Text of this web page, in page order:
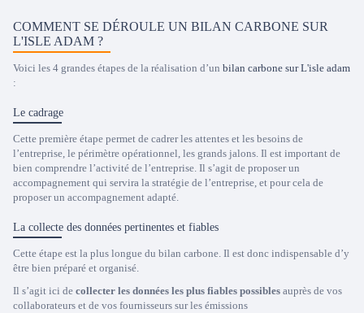
COMMENT SE DÉROULE UN BILAN CARBONE SUR
L'ISLE ADAM ?
Voici les 4 grandes étapes de la réalisation d’un bilan carbone sur L'isle adam
:
Le cadrage
Cette première étape permet de cadrer les attentes et les besoins de
l’entreprise, le périmètre opérationnel, les grands jalons. Il est important de
bien comprendre l’activité de l’entreprise. Il s’agit de proposer un
accompagnement qui servira la stratégie de l’entreprise, et pour cela de
proposer un accompagnement adapté.
La collecte des données pertinentes et fiables
Cette étape est la plus longue du bilan carbone. Il est donc indispensable d’y
être bien préparé et organisé.
Il s’agit ici de collecter les données les plus fiables possibles auprès de vos
collaborateurs et de vos fournisseurs sur les émissions